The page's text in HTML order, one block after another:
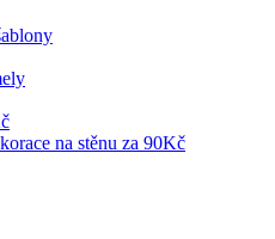
na stěnu za 90Kč